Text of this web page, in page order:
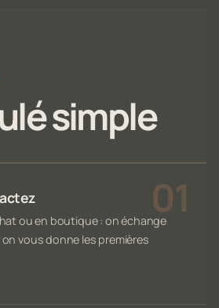
simple
ou en boutique : on échange
vous donne les premières